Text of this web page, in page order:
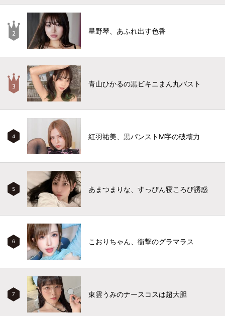
星野琴、あふれ出す色香
青山ひかるの黒ビキニまん丸バスト
4 紅羽祐美、黒パンストM字の破壊力
5 あまつまりな、すっぴん寝ころび誘惑
6 こおりちゃん、衝撃のグラマラス
7 東雲うみのナースコスは超大胆